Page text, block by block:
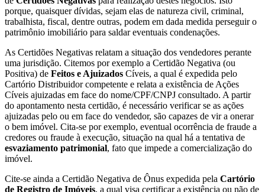
porque, quaisquer dívidas, sejam elas de natureza civil, criminal,
trabalhista, fiscal, dentre outras, podem em dada medida perseguir o
patrimônio imobiliário para saldar eventuais condenações.
As Certidões Negativas relatam a situação dos vendedores perante
uma jurisdição. Citemos por exemplo a Certidão Negativa (ou
Positiva) de Feitos e Ajuizados Cíveis, a qual é expedida pelo
Cartório Distribuidor competente e relata a existência de Ações
Cíveis ajuizadas em face do nome/CPF/CNPJ consultado. A partir
do apontamento nesta certidão, é necessário verificar se as ações
ajuizadas pelo ou em face do vendedor, são capazes de vir a onerar
o bem imóvel. Cita-se por exemplo, eventual ocorrência de fraude a
credores ou fraude à execução, situação na qual há a tentativa de
esvaziamento patrimonial, fato que impede a comercialização do
imóvel.
Cite-se ainda a Certidão Negativa de Ônus expedida pela Cartório
de Registro de Imóveis, a qual visa certificar a existência ou não de